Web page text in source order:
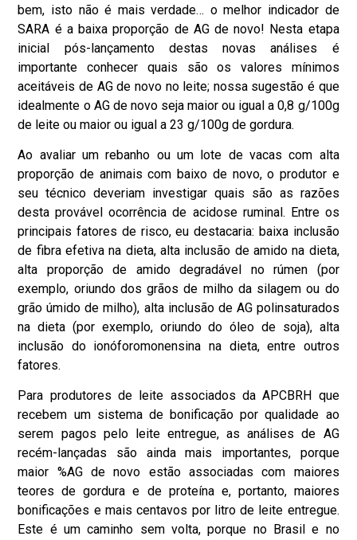
bem, isto não é mais verdade… o melhor indicador de
SARA é a baixa proporção de AG de novo! Nesta etapa
inicial pós-lançamento destas novas análises é
importante conhecer quais são os valores mínimos
aceitáveis de AG de novo no leite; nossa sugestão é que
idealmente o AG de novo seja maior ou igual a 0,8 g/100g
de leite ou maior ou igual a 23 g/100g de gordura.
Ao avaliar um rebanho ou um lote de vacas com alta
proporção de animais com baixo de novo, o produtor e
seu técnico deveriam investigar quais são as razões
desta provável ocorrência de acidose ruminal. Entre os
principais fatores de risco, eu destacaria: baixa inclusão
de fibra efetiva na dieta, alta inclusão de amido na dieta,
alta proporção de amido degradável no rúmen (por
exemplo, oriundo dos grãos de milho da silagem ou do
grão úmido de milho), alta inclusão de AG polinsaturados
na dieta (por exemplo, oriundo do óleo de soja), alta
inclusão do ionóforomonensina na dieta, entre outros
fatores.
Para produtores de leite associados da APCBRH que
recebem um sistema de bonificação por qualidade ao
serem pagos pelo leite entregue, as análises de AG
recém-lançadas são ainda mais importantes, porque
maior %AG de novo estão associadas com maiores
teores de gordura e de proteína e, portanto, maiores
bonificações e mais centavos por litro de leite entregue.
Este é um caminho sem volta, porque no Brasil e no